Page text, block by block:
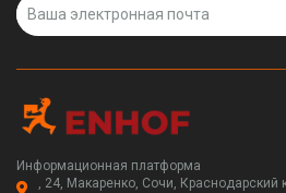
Информационная платформа
, 24, Макаренко, Сочи, Краснодарский